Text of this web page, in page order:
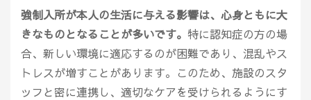
強制入所が本人の生活に与える影響は、心身ともに大
きなものとなることが多いです。 特に認知症の方の場
合、新しい環境に適応するのが困難であり、混乱やス
トレスが増すことがあります。このため、施設のスタ
ッフと密に連携し、適切なケアを受けられるようにす